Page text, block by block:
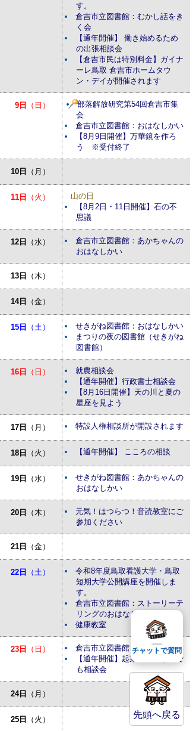
す。
倉吉市立図書館：むかし話をき
く会
【通年開催】 働き始めるため
の出張相談会
【倉吉市民は特別料金】ガイナ
ーレ鳥取 倉吉市ホームタウ
ン・デイが開催されます
9日 （日）
部落解放研究第54回倉吉市集
会
倉吉市立図書館：おはなしかい
【8月9日開催】万華鏡を作ろ
う ※受付終了
10日 （月）
11日 （火）
山の日
【8月2日・11日開催】石の不
思議
12日 （水）
倉吉市立図書館：あかちゃんの
おはなしかい
13日 （木）
14日 （金）
15日 （土）
せきがね図書館：おはなしかい
まつりの夜の図書館（せきがね
図書館）
16日 （日）
就農相談会
【通年開催】行政書士相談会
【8月16日開催】天の川と夏の
星座を見よう
17日 （月） 特設人権相談所が開設されます
18日 （火） 【通年開催】 こころの相談
19日 （水）
せきがね図書館：あかちゃんの
おはなしかい
20日 （木）
元気！はつらつ！音読教室にご
参加ください
21日 （金）
22日 （土）
令和8年度鳥取看護大学・鳥取
短期大学公開講座を開催しま
す。
倉吉市立図書館：ストーリーテ
リングのおはなし会
健康教室
23日 （日）
倉吉市立図書館：おはなしかい
【通年開催】起業・経営なんで
も相談会
24日 （月）
25日 （火） 先頭へ戻る
チャットで質問